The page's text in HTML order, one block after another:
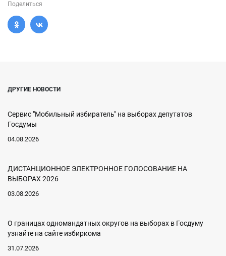
Поделиться
ДРУГИЕ НОВОСТИ
Сервис "Мобильный избиратель" на выборах депутатов
Госдумы
04.08.2026
ДИСТАНЦИОННОЕ ЭЛЕКТРОННОЕ ГОЛОСОВАНИЕ НА
ВЫБОРАХ 2026
03.08.2026
О границах одномандатных округов на выборах в Госдуму
узнайте на сайте избиркома
31.07.2026